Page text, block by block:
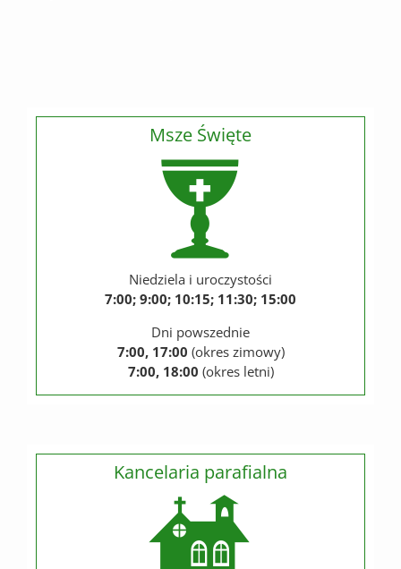
Msze Święte
Niedziela i uroczystości
7:00; 9:00; 10:15; 11:30; 15:00
Dni powszednie
7:00, 17:00 (okres zimowy)
7:00, 18:00 (okres letni)
Kancelaria parafialna